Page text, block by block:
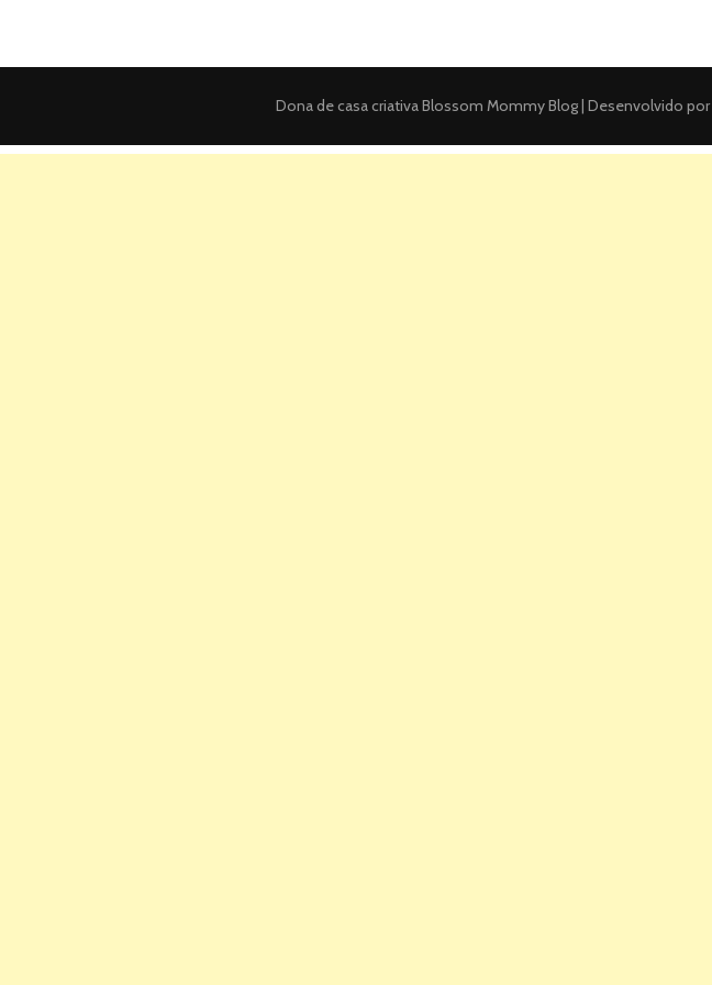
Dona de casa criativaBlossom Mommy Blog | Desenvolvido por